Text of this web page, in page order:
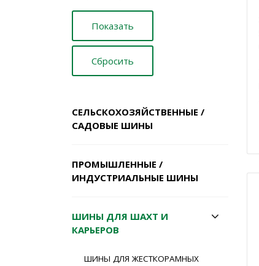
СЕЛЬСКОХОЗЯЙСТВЕННЫЕ /
САДОВЫЕ ШИНЫ
ПРОМЫШЛЕННЫЕ /
ИНДУСТРИАЛЬНЫЕ ШИНЫ
ШИНЫ ДЛЯ ШАХТ И
КАРЬЕРОВ
ШИНЫ ДЛЯ ЖЕСТКОРАМНЫХ